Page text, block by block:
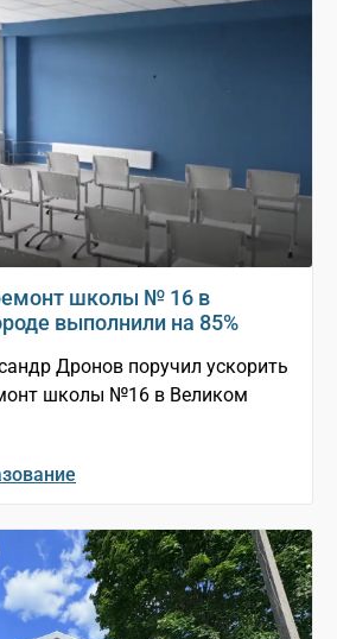
школы № 16 в
выполнили на 85%
Дронов поручил ускорить
школы №16 в Великом